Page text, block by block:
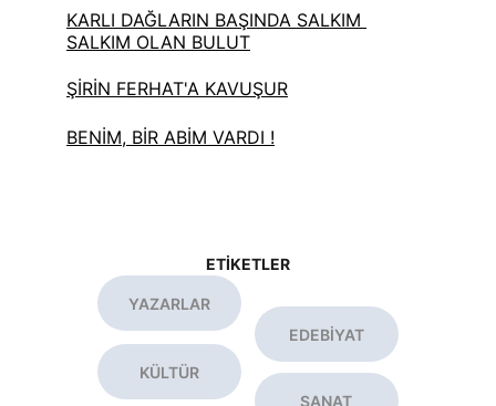
ETİKETLER
YAZARLAR
EDEBİYAT
KÜLTÜR
SANAT
KARLI DAĞLARIN BAŞINDA SALKIM
SALKIM OLAN BULUT
BENİM, BİR ABİM VARDI !
ŞİRİN FERHAT'A KAVUŞUR